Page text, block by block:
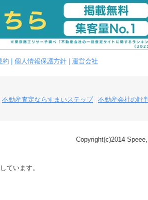
約 個人情報保護方針| 運営会社
不動産査定ならすまいステップ
不動産会社の評
Copyright(c)2014
ています。